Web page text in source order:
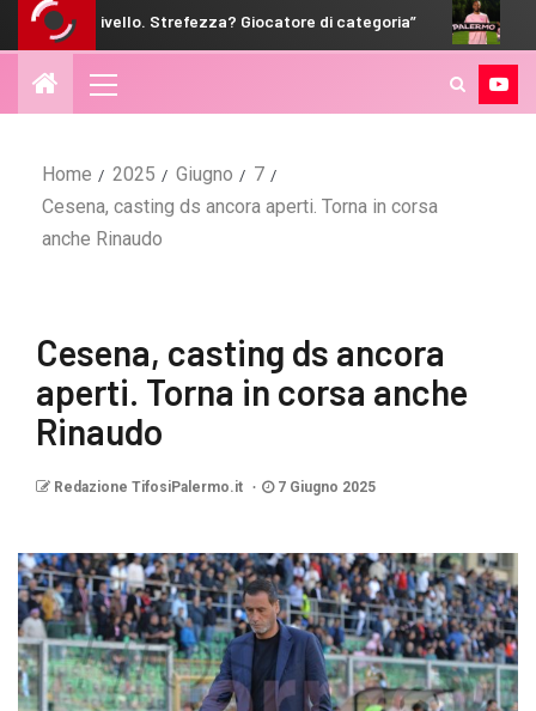
Giocatore di categoria” Hernani: “Non siamo i
Home 2025 Giugno
7
Cesena, casting ds ancora aperti. Torna in corsa
anche Rinaudo
Cesena, casting ds ancora
aperti. Torna in corsa anche
Rinaudo
Redazione TifosiPalermo.it 7 Giugno 2025